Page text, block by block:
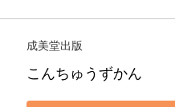
成美堂出版
こんちゅうずかん